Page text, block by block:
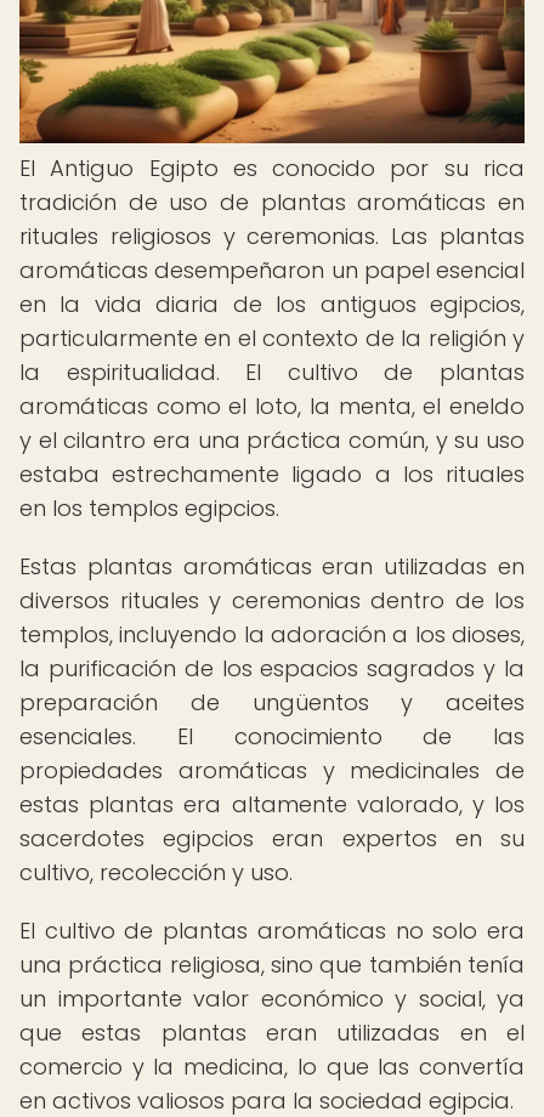
El Antiguo Egipto es conocido por su rica
tradición de uso de plantas aromáticas en
rituales religiosos y ceremonias. Las plantas
aromáticas desempeñaron un papel esencial
en la vida diaria de los antiguos egipcios,
particularmente en el contexto de la religión y
la espiritualidad. El cultivo de plantas
aromáticas como el loto, la menta, el eneldo
y el cilantro era una práctica común, y su uso
estaba estrechamente ligado a los rituales
en los templos egipcios.
Estas plantas aromáticas eran utilizadas en
diversos rituales y ceremonias dentro de los
templos, incluyendo la adoración a los dioses,
la purificación de los espacios sagrados y la
preparación de ungüentos y aceites
esenciales. El conocimiento de las
propiedades aromáticas y medicinales de
estas plantas era altamente valorado, y los
sacerdotes egipcios eran expertos en su
cultivo, recolección y uso.
El cultivo de plantas aromáticas no solo era
una práctica religiosa, sino que también tenía
un importante valor económico y social, ya
que estas plantas eran utilizadas en el
comercio y la medicina, lo que las convertía
en activos valiosos para la sociedad egipcia.